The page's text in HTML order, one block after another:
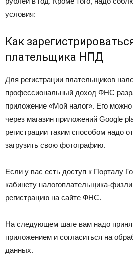
условия:
Как
плательщика НПД
Для регистрации плательщиков
профессиональный доход ФНС
приложение «Мой налог». Его
через магазин приложений Google
регистрации таким способом надо
загрузить свою фотографию.
Если у вас есть доступ к Порталу
кабинету налогоплательщика-
регистрацию на сайте ФНС.
На следующем шаге вам надо
приложением и согласиться на
данных.